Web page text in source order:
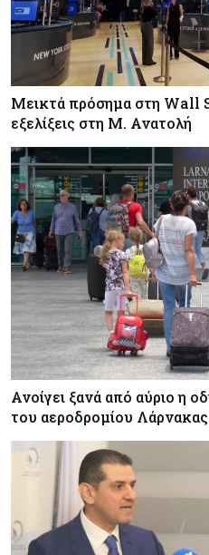
Μεικτά πρόσημα στη Wall
εξελίξεις στη Μ. Ανατολή
Ανοίγει ξανά από αύριο η
του αεροδρομίου Λάρνακας